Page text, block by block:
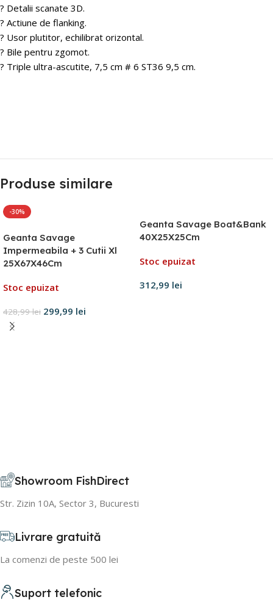
? Detalii scanate 3D.
? Actiune de flanking.
? Usor plutitor, echilibrat orizontal.
? Bile pentru zgomot.
? Triple ultra-ascutite, 7,5 cm # 6 ST36 9,5 cm.
Produse similare
-30%
Geanta Savage
Impermeabila + 3 Cutii Xl
25X67X46Cm
Stoc epuizat
428,99lei 299,99 lei
Citește mai mult
Geanta Savage Boat&Bank
40X25X25Cm
Stoc epuizat
312,99 lei
Showroom FishDirect
Str. Zizin 10A, Sector 3, Bucuresti
Livrare gratuită
La comenzi de peste 500 lei
Suport telefonic